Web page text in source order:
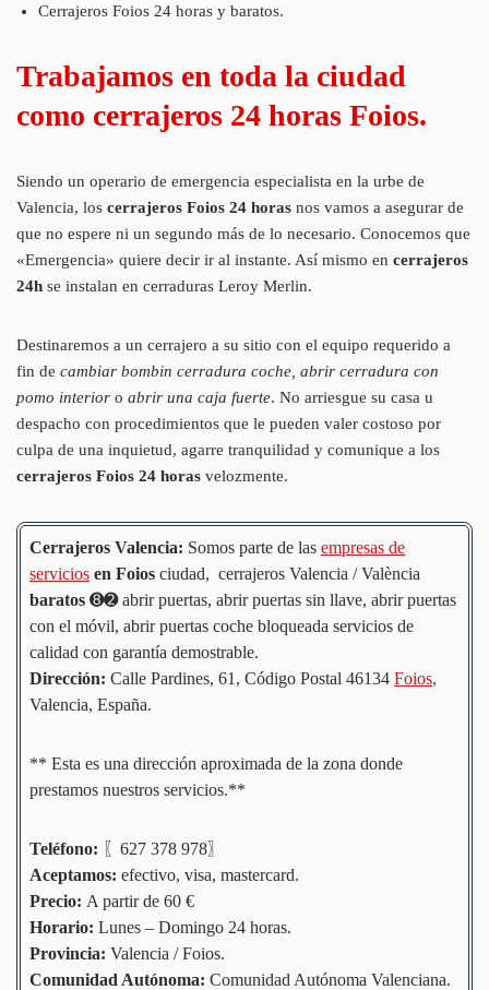
Cerrajeros Foios 24 horas y baratos.
Trabajamos en toda la ciudad
como cerrajeros 24 horas Foios.
Siendo un operario de emergencia especialista en la urbe de
Valencia, los cerrajeros Foios 24 horas nos vamos a asegurar de
que no espere ni un segundo más de lo necesario. Conocemos que
«Emergencia» quiere decir ir al instante. Así mismo en cerrajeros
24h se instalan en cerraduras Leroy Merlin.
Destinaremos a un cerrajero a su sitio con el equipo requerido a
fin de cambiar bombin cerradura coche, abrir cerradura con
pomo interior o abrir una caja fuerte. No arriesgue su casa u
despacho con procedimientos que le pueden valer costoso por
culpa de una inquietud, agarre tranquilidad y comunique a los
cerrajeros Foios 24 horas velozmente.
Cerrajeros Valencia: Somos parte de las empresas de
servicios en Foios ciudad, cerrajeros Valencia / València
baratos ➑➋ abrir puertas, abrir puertas sin llave, abrir puertas
con el móvil, abrir puertas coche bloqueada servicios de
calidad con garantía demostrable.
Dirección: Calle Pardines, 61, Código Postal 46134 Foios,
Valencia, España.
** Esta es una dirección aproximada de la zona donde
prestamos nuestros servicios.**
Teléfono: 〖627 378 978〗
Aceptamos: efectivo, visa, mastercard.
Precio: A partir de 60 €
Horario: Lunes – Domingo 24 horas.
Provincia: Valencia / Foios.
Comunidad Autónoma: Comunidad Autónoma Valenciana.